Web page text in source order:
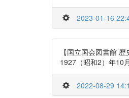
2023-01-16
【国立国会図書館
1927（昭和2）年10
2022-08-29